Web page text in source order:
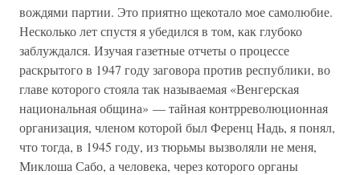
вождями партии. Это приятно щекотало мое самолюбие.
Несколько лет спустя я убедился в том, как глубоко
заблуждался. Изучая газетные отчеты о процессе
раскрытого в 1947 году заговора против республики, во
главе которого стояла так называемая «Венгерская
национальная община» — тайная контрреволюционная
организация, членом которой был Ференц Надь, я понял,
что тогда, в 1945 году, из тюрьмы вызволяли не меня,
Миклоша Сабо, а человека, через которого органы